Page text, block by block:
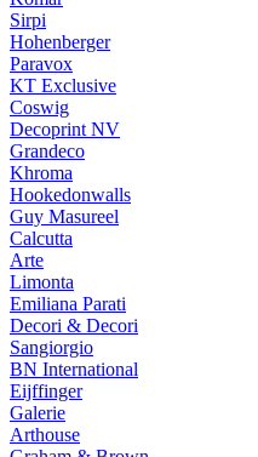
Sirpi
Hohenberger
Paravox
KT Exclusive
Coswig
Decoprint NV
Grandeco
Khroma
Hookedonwalls
Guy Masureel
Calcutta
Arte
Limonta
Emiliana Parati
Decori & Decori
Sangiorgio
BN International
Eijffinger
Galerie
Arthouse